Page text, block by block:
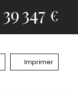
39 347 €
Imprimer